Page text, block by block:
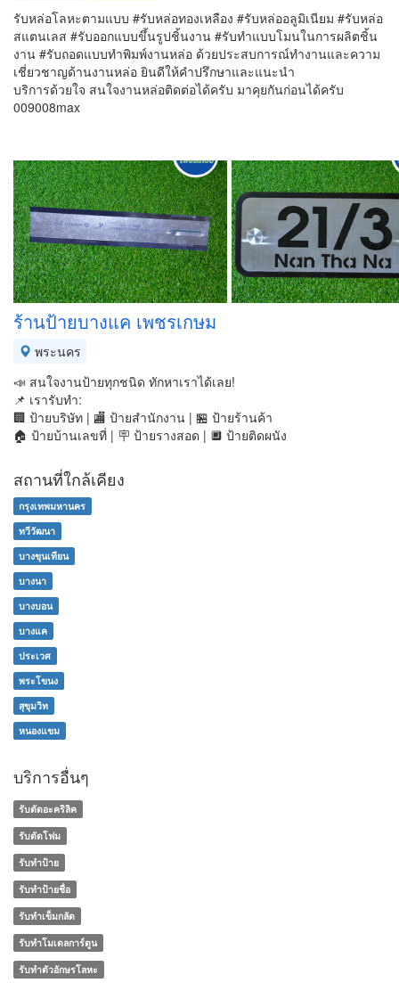
รับหล่อโลหะตามแบบ #รับหล่อทองเหลือง #รับหล่ออลูมิเนียม #รับหล่อ
สแตนเลส #รับออกแบบขึ้นรูปชิ้นงาน #รับทำแบบโมนในการผลิตชิ้น
งาน #รับถอดแบบทำพิมพ์งานหล่อ ด้วยประสบการณ์ทำงานและความ
เชี่ยวชาญด้านงานหล่อ ยินดีให้คำปรึกษาและแนะนำ
บริการด้วยใจ สนใจงานหล่อติดต่อได้ครับ มาคุยกันก่อนได้ครับ
009008max
ร้านป้ายบางแค เพชรเกษม
พระนคร
📣 สนใจงานป้ายทุกชนิด ทักหาเราได้เลย!
📌 เรารับทำ:
🏢 ป้ายบริษัท | 🏬 ป้ายสำนักงาน | 🏪 ป้ายร้านค้า
🏠 ป้ายบ้านเลขที่ | 🪧 ป้ายรางสอด | 🔲 ป้ายติดผนัง
สถานที่ใกล้เคียง
กรุงเทพมหานคร
ทวีวัฒนา
บางขุนเทียน
บางนา
บางบอน
บางแค
ประเวศ
พระโขนง
สุขุมวิท
หนองแขม
บริการอื่นๆ
รับตัดอะคริลิค
รับตัดโฟม
รับทำป้าย
รับทำป้ายชื่อ
รับทำเข็มกลัด
รับทำโมเดลการ์ตูน
รับทําตัวอักษรโลหะ